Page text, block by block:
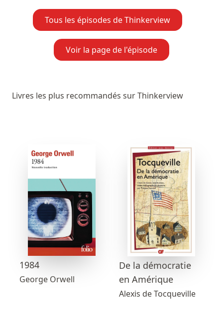
Tous les épisodes de Thinkerview
Voir la page de l'épisode
Livres les plus recommandés sur Thinkerview
1984
George Orwell
De la démocratie
en Amérique
Alexis de Tocqueville